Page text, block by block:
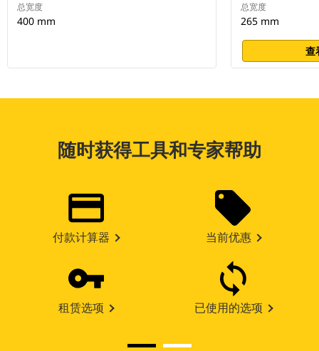
总宽度
400 mm
总宽度
265 mm
查
随时获得工具和专家帮助
付款计算器 当前优惠
租赁选项 已使用的选项